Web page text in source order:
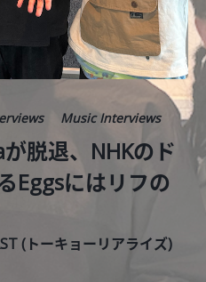
Music Interviews
脱退、NHKのド
Eggsにはリフの
(トーキョーリアライズ)